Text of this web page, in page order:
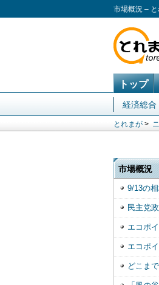
市場概況 –
トップ
経済総合
とれまが >
市場概況
9/13の
民主党
エコポ
エコポ
どこま